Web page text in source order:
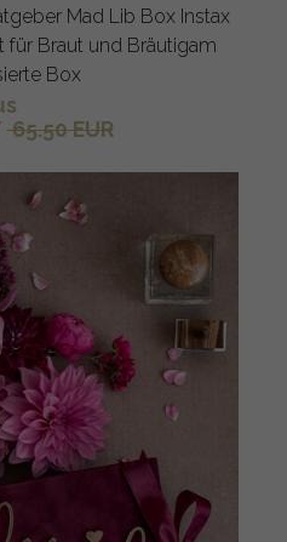
Mad Lib Box Instax
für Braut und Bräutigam
Box
65.50 EUR